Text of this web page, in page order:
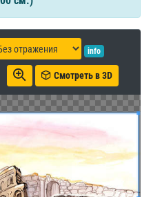
info
Смотреть в 3D